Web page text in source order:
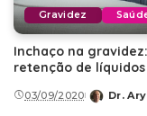
Gravidez
Inchaço na
retenção de
03/09/2020
Posted
Dr.